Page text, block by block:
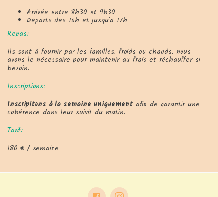
Arrivée entre 8h30 et 9h30
Départs dès 16h et jusqu'à 17h
Repas:
Ils sont à fournir par les familles, froids ou chauds, nous
avons le nécessaire pour maintenir au frais et réchauffer si
besoin.
Inscriptions:
Inscripitons à la semaine uniquement afin de garantir une
cohérence dans leur suivit du matin.
Tarif:
180 € / semaine